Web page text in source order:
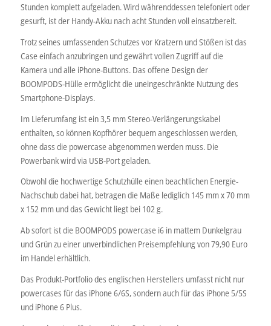
Stunden komplett aufgeladen. Wird währenddessen telefoniert oder
gesurft, ist der Handy-Akku nach acht Stunden voll einsatzbereit.
Trotz seines umfassenden Schutzes vor Kratzern und Stößen ist das
Case einfach anzubringen und gewährt vollen Zugriff auf die
Kamera und alle iPhone-Buttons. Das offene Design der
BOOMPODS-Hülle ermöglicht die uneingeschränkte Nutzung des
Smartphone-Displays.
Im Lieferumfang ist ein 3,5 mm Stereo-Verlängerungskabel
enthalten, so können Kopfhörer bequem angeschlossen werden,
ohne dass die powercase abgenommen werden muss. Die
Powerbank wird via USB-Port geladen.
Obwohl die hochwertige Schutzhülle einen beachtlichen Energie-
Nachschub dabei hat, betragen die Maße lediglich 145 mm x 70 mm
x 152 mm und das Gewicht liegt bei 102 g.
Ab sofort ist die BOOMPODS powercase i6 in mattem Dunkelgrau
und Grün zu einer unverbindlichen Preisempfehlung von 79,90 Euro
im Handel erhältlich.
Das Produkt-Portfolio des englischen Herstellers umfasst nicht nur
powercases für das iPhone 6/6S, sondern auch für das iPhone 5/5S
und iPhone 6 Plus.